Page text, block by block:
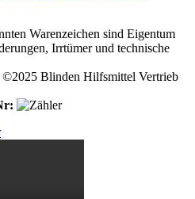
Warenzeichen sind Eigentum
Irrtümer und technische
Blinden Hilfsmittel Vertrieb